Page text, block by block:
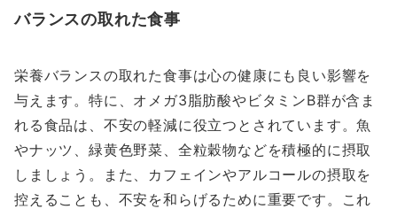
バランスの取れた食事
栄養バランスの取れた食事は心の健康にも良い影響を
与えます。特に、オメガ3脂肪酸やビタミンB群が含ま
れる食品は、不安の軽減に役立つとされています。魚
やナッツ、緑黄色野菜、全粒穀物などを積極的に摂取
しましょう。また、カフェインやアルコールの摂取を
控えることも、不安を和らげるために重要です。これ